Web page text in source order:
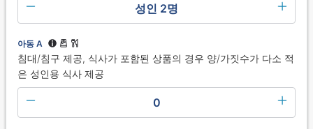
성인 2명
아동 A
침대/침구 제공, 식사가 포함된 상품의 경우 양/가짓수가 다소 적
은 성인용 식사 제공
0